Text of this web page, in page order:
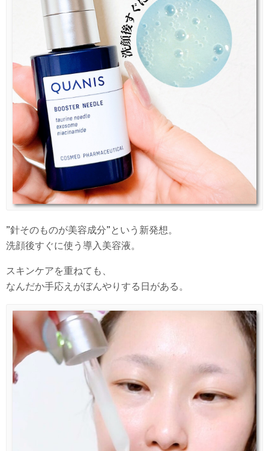
”針そのものが美容成分”という新発想。
洗顔後すぐに使う導入美容液。
スキンケアを重ねても、
なんだか手応えがぼんやりする日がある。